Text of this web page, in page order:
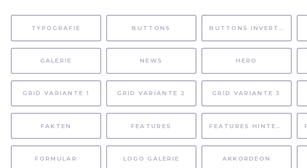
TYPOGRAFIE BUTTONS BUTTONS INVERTIERT
GALERIE NEWS HERO
GRID VARIANTE 1 GRID VARIANTE 2 GRID VARIANTE 3
FAKTEN FEATURES FEATURES HINTERGRUND
FORMULAR LOGO GALERIE AKKORDEON